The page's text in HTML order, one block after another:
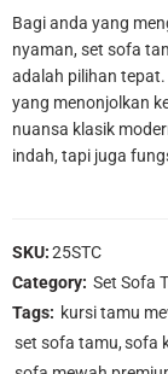
Bagi anda yang
nyaman, set sofa
adalah pilihan
yang menonjolkan
nuansa klasik
indah, tapi juga
SKU:25STC
Category: Set Sofa
Tags: kursi tamu
set sofa tamu,sofa